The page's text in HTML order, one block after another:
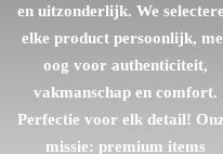
en uitzonderlijk. We
elke product persoonlijk,
oog voor authenticiteit,
vakmanschap en comfort.
Perfectie voor elk detail!
missie: premium items